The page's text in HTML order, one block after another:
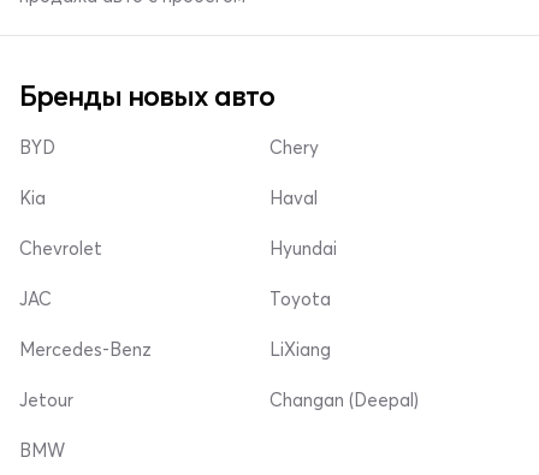
Бренды новых авто
BYD
Kia
Chevrolet
Chery
Haval
Hyundai
JAC
Mercedes-Benz
Jetour
Toyota
LiXiang
Changan (Deepal)
BMW